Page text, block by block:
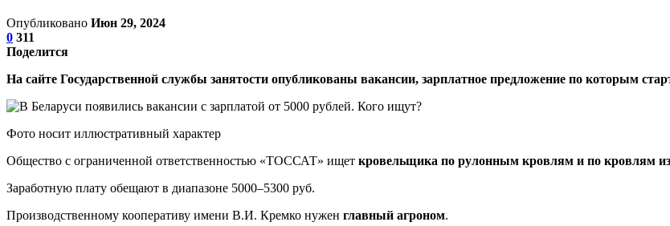
Опубликовано Июн 29, 2024
0 311
Поделится
На сайте Государственной службы занятости опубликованы вакансии, зарплатное предложение по которым
Фото носит иллюстративный характер
Общество с ограниченной ответственностью «ТОССАТ» ищет кровельщика по рулонным кровлям и по кровлям
Заработную плату обещают в диапазоне 5000–5300 руб.
Производственному кооперативу имени В.И. Кремко нужен главный агроном.